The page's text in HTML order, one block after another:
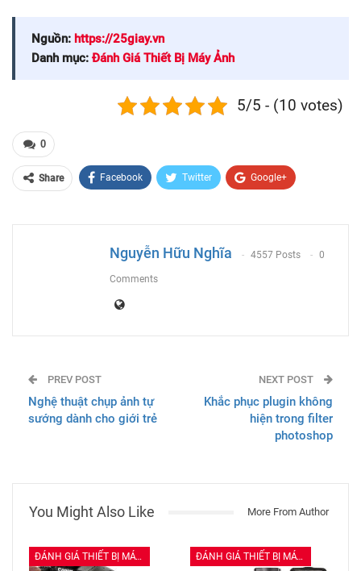
Nguồn: https://25giay.vn
Danh mục: Đánh Giá Thiết Bị Máy Ảnh
5/5 - (10 votes)
0
Share Facebook Twitter Google+
Nguyễn Hữu Nghĩa 4557 Posts 0
Comments
PREV POST
Nghệ thuật chụp ảnh tự
sướng dành cho giới trẻ
NEXT POST
Khắc phục plugin không
hiện trong filter
photoshop
You Might Also Like More From Author
ĐÁNH GIÁ THIẾT BỊ MÁY ẢNH ĐÁNH GIÁ THIẾT BỊ MÁY ẢNH